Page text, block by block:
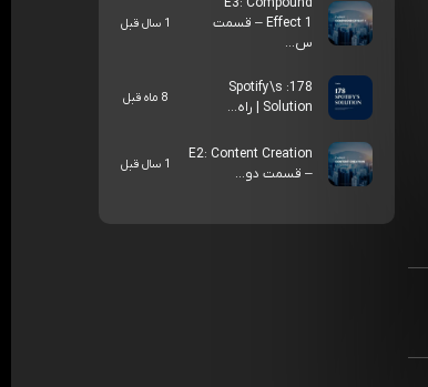
Effect 1 – قسمت
س...
1 سال قبل
178: Spotify\s
Solution | راه‌...
8 ماه قبل
E2: Content Creation
– قسمت دو...
1 سال قبل